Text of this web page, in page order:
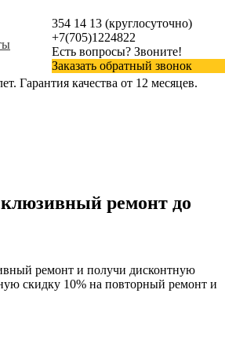
354 14 13 (круглосуточно)
+7(705)1224822
Есть вопросы? Звоните!
Заказать обратный звонок
Гарантия качества от 12 месяцев.
ремонт до
ремонт и получи дисконтную
скидку 10% на повторный ремонт и